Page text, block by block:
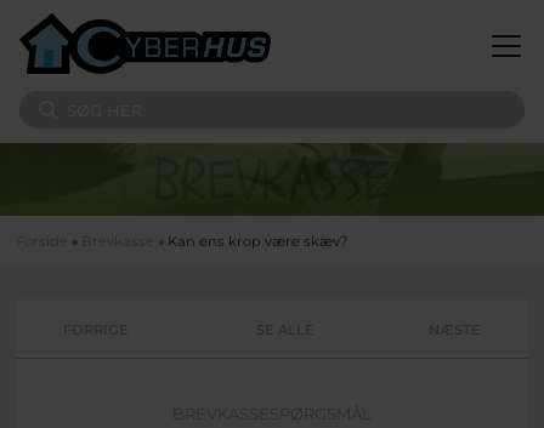
Du er her
» Brevkasse » Kan ens krop være skæv?
FORRIGE SE ALLE NÆSTE
BREVKASSESPØRGSMÅL